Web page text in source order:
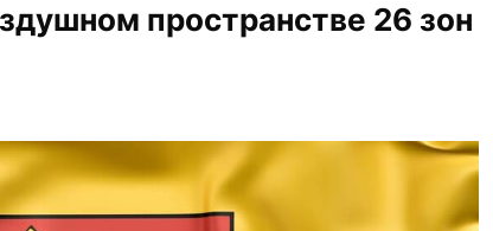
пространстве 26 зон